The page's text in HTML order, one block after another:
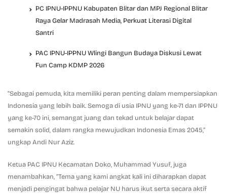
PC IPNU-IPPNU Kabupaten Blitar dan MPJ Regional Blitar
Raya Gelar Madrasah Media, Perkuat Literasi Digital
Santri
PAC IPNU-IPPNU Wlingi Bangun Budaya Diskusi Lewat
Fun Camp KDMP 2026
“Sebagai pemuda, kita memiliki peran penting dalam mempersiapkan
Indonesia yang lebih baik. Semoga di usia IPNU yang ke-71 dan IPPNU
yang ke-70 ini, semangat juang dan tekad untuk belajar dapat
semakin solid, dalam rangka mewujudkan Indonesia Emas 2045,”
ungkap Andi Nur Aziz.
Ketua PAC IPNU Kecamatan Doko, Muhammad Yusuf, juga
menambahkan, “Tema yang kami angkat kali ini diharapkan dapat
menjadi pengingat bahwa pelajar NU harus ikut serta secara aktif